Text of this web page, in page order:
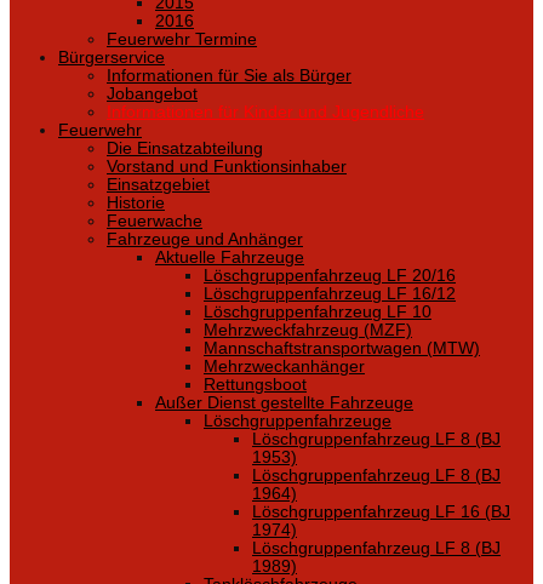
2016
Feuerwehr Termine
Bürgerservice
Informationen für Sie als Bürger
Jobangebot
Informationen für Kinder und Jugendliche
Feuerwehr
Die Einsatzabteilung
Vorstand und Funktionsinhaber
Einsatzgebiet
Historie
Feuerwache
Fahrzeuge und Anhänger
Aktuelle Fahrzeuge
Löschgruppenfahrzeug LF 20/16
Löschgruppenfahrzeug LF 16/12
Löschgruppenfahrzeug LF 10
Mehrzweckfahrzeug (MZF)
Mannschaftstransportwagen (MTW)
Mehrzweckanhänger
Rettungsboot
Außer Dienst gestellte Fahrzeuge
Löschgruppenfahrzeuge
Löschgruppenfahrzeug LF 8 (BJ
1953)
Löschgruppenfahrzeug LF 8 (BJ
1964)
Löschgruppenfahrzeug LF 16 (BJ
1974)
Löschgruppenfahrzeug LF 8 (BJ
1989)